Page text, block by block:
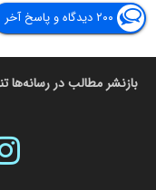
۲۰۰ دیدگاه و پاسخ آخر
بازنشر مطالب در رسانه‌ها